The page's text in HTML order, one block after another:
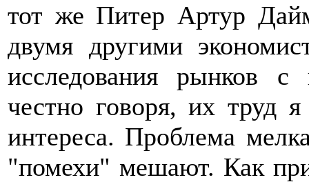
тот же Питер Артур
двумя другими
исследования рынков
честно говоря, их труд
интереса. Проблема
"помехи" мешают. Как